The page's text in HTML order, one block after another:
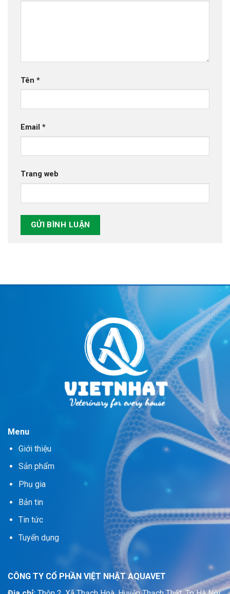
Tên *
Email *
Trang web
Menu
Giới thiệu
Sản phẩm
Phụ gia
Bản tin
Tin tức
Tuyển dụng
CÔNG TY CỔ PHẦN VIỆT NHẬT AQUAVET